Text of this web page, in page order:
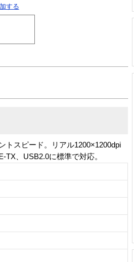
する
トスピード。リアル1200×1200dpi
、USB2.0に標準で対応。